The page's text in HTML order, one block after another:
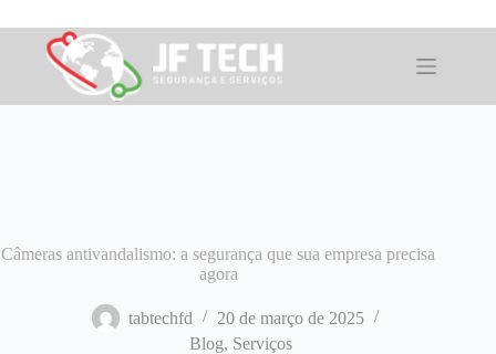
para
conteúdo
Câmeras antivandalismo: a segurança que sua empresa precisa
agora
tabtechfd
20 de março de 2025
Blog, Serviços